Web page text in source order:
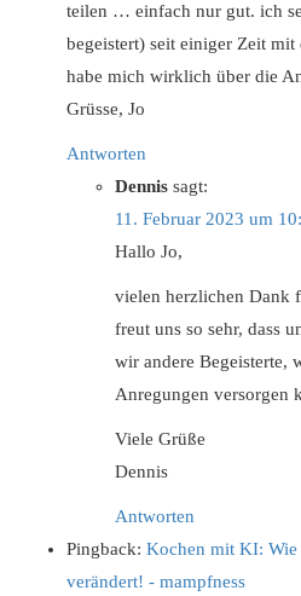
teilen … einfach nur gut. ich
begeistert) seit einiger Zeit
habe mich wirklich über die
Grüsse, Jo
Antworten
Dennis sagt:
11. Februar 2023 um
Hallo Jo,
vielen herzlichen Dank
freut uns so sehr, dass
wir andere Begeisterte,
Anregungen versorgen
Viele Grüße
Dennis
Antworten
Pingback: Kochen mit KI: Wie
verändert! - mampfness